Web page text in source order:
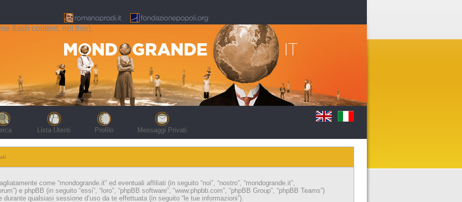
flash content, not this).
Lista Utenti Profilo Messaggi Privati
come “mondogrande.it” ed eventuali affiliati (in seguito “noi”, “nostro”, “mondogrande.it”,
e phpBB (in seguito “essi”, “loro”, “phpBB software”, “www.phpbb.com”, “phpBB Group”, “phpBB Teams”)
qualsiasi sessione d’uso da te effettuata (in seguito “le tue informazioni”).